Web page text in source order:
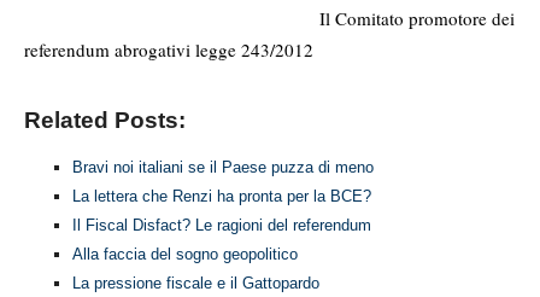
Il Comitato promotore dei
referendum abrogativi legge 243/2012
Related Posts:
Bravi noi italiani se il Paese puzza di meno
La lettera che Renzi ha pronta per la BCE?
Il Fiscal Disfact? Le ragioni del referendum
Alla faccia del sogno geopolitico
La pressione fiscale e il Gattopardo